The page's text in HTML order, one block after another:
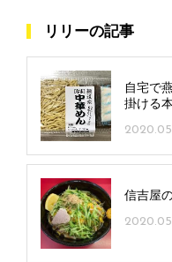
リリーの記事
自宅で
掛ける
信吉屋